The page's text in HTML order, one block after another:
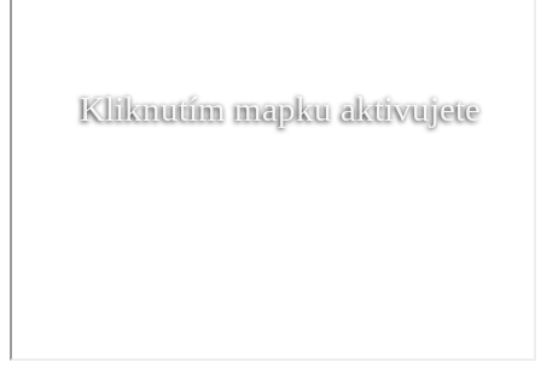
Kliknutím mapku aktivujete